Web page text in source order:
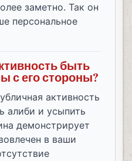
заметно. Так он
персональное
быть
с его стороны?
активность
алиби и усыпить
демонстрирует
в ваши